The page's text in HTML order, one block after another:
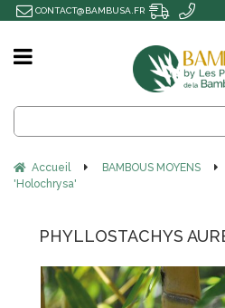
Accueil BAMBOUS MOYENS
'Holochrysa'
PHYLLOSTACHYS
CONTACT@BAMBUSA.FR